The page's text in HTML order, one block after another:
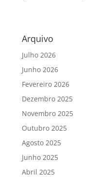
Arquivo
Julho 2026
Junho 2026
Fevereiro 2026
Dezembro 2025
Novembro 2025
Outubro 2025
Agosto 2025
Junho 2025
Abril 2025